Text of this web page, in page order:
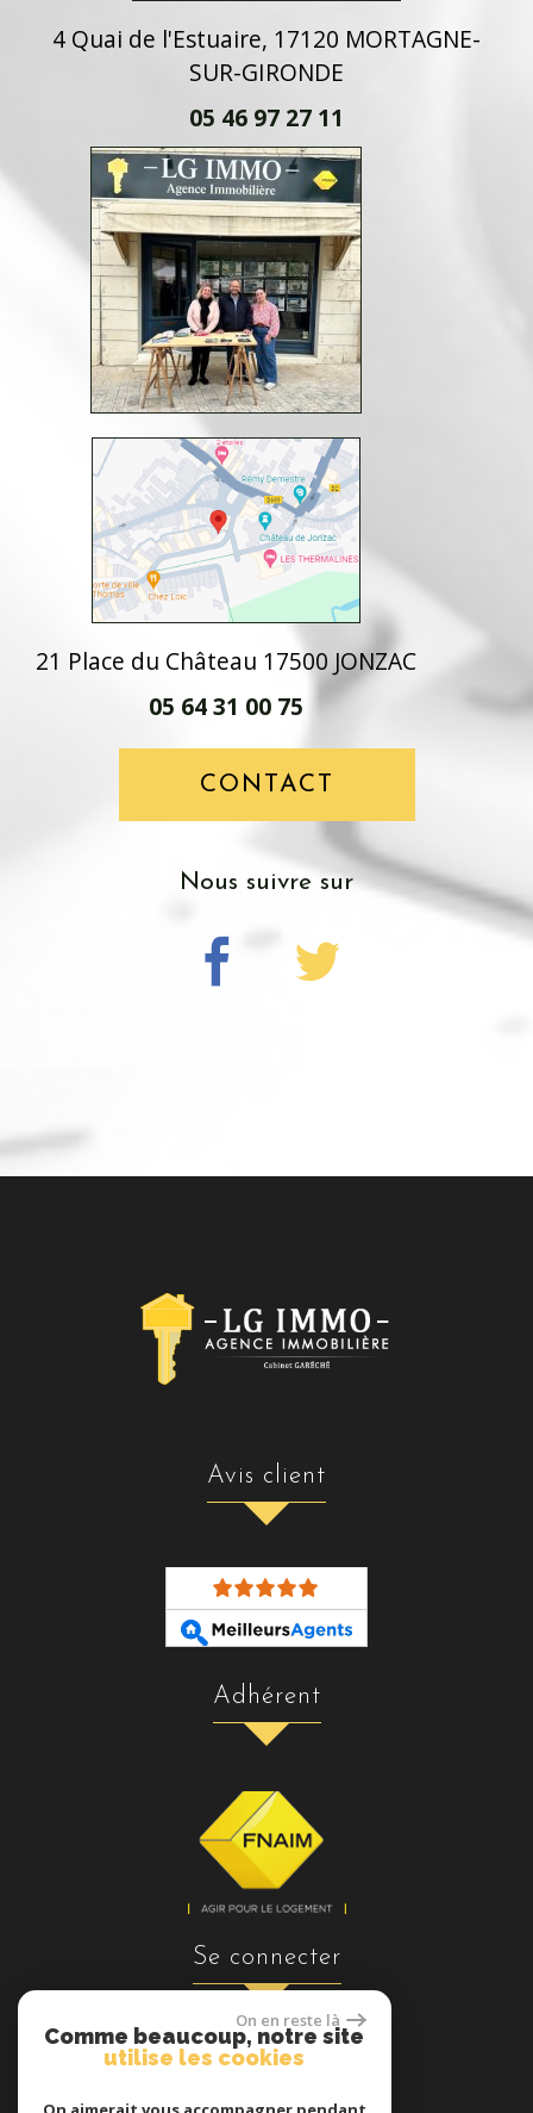
4 Quai de l'Estuaire, 17120 MORTAGNE-
SUR-GIRONDE
05 46 97 27 11
21 Place du Château 17500 JONZAC
05 64 31 00 75
CONTACT
nous suivre sur
avis client
adhérent
se connecter
On en reste là
Comme beaucoup, notre site
utilise les cookies